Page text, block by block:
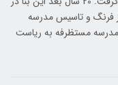
فرنگ و تاسیس مدرسه
مدرسه مستظرفه به ریاست